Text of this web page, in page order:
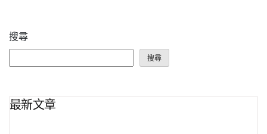
頁
搜尋
搜尋
最新文章